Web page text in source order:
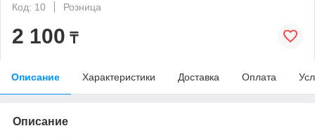
Код: 10
Розница
2 100 ₸
Описание Характеристики Доставка Оплата
Описание